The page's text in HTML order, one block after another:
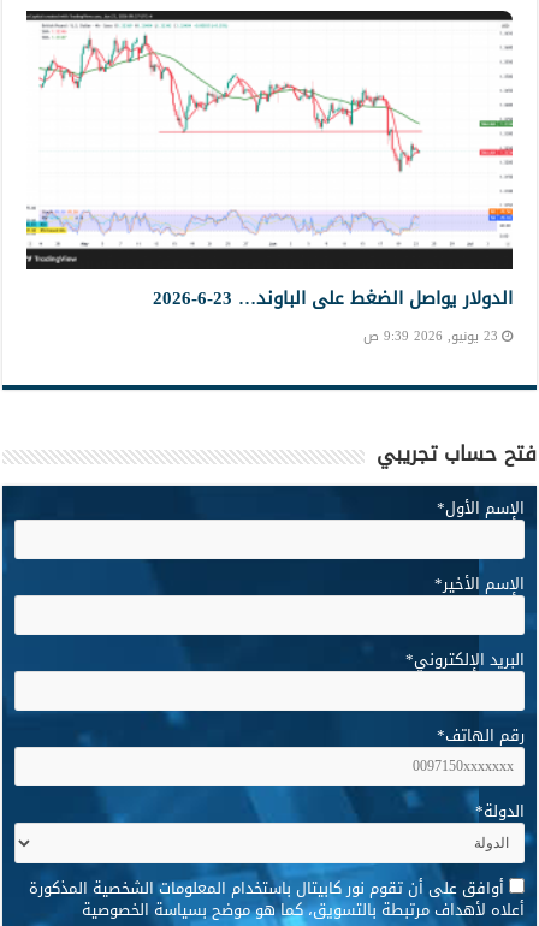
الدولار يواصل الضغط على الباوند… 23-6-2026
23 يونيو, 2026 9:39 ص
فتح حساب تجريبي
الإسم الأول*
الإسم الأخير*
البريد الإلكتروني*
رقم الهاتف*
الدولة*
* أوافق على أن تقوم نور كابيتال باستخدام المعلومات الشخصية المذكورة
أعلاه لأهداف مرتبطة بالتسويق، كما هو موضح بسياسة الخصوصية